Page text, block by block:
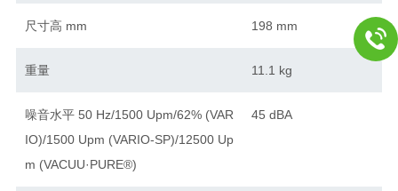
尺寸高 mm 198 mm
重量 11.1 kg
噪音水平 50 Hz/1500 Upm/62% (VAR
IO)/1500 Upm (VARIO-SP)/12500 Up
m (VACUU·PURE®)
45 dBA